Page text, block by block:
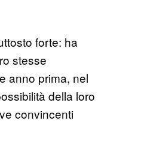
forte: ha
stesse
anno prima, nel
della loro
convincenti